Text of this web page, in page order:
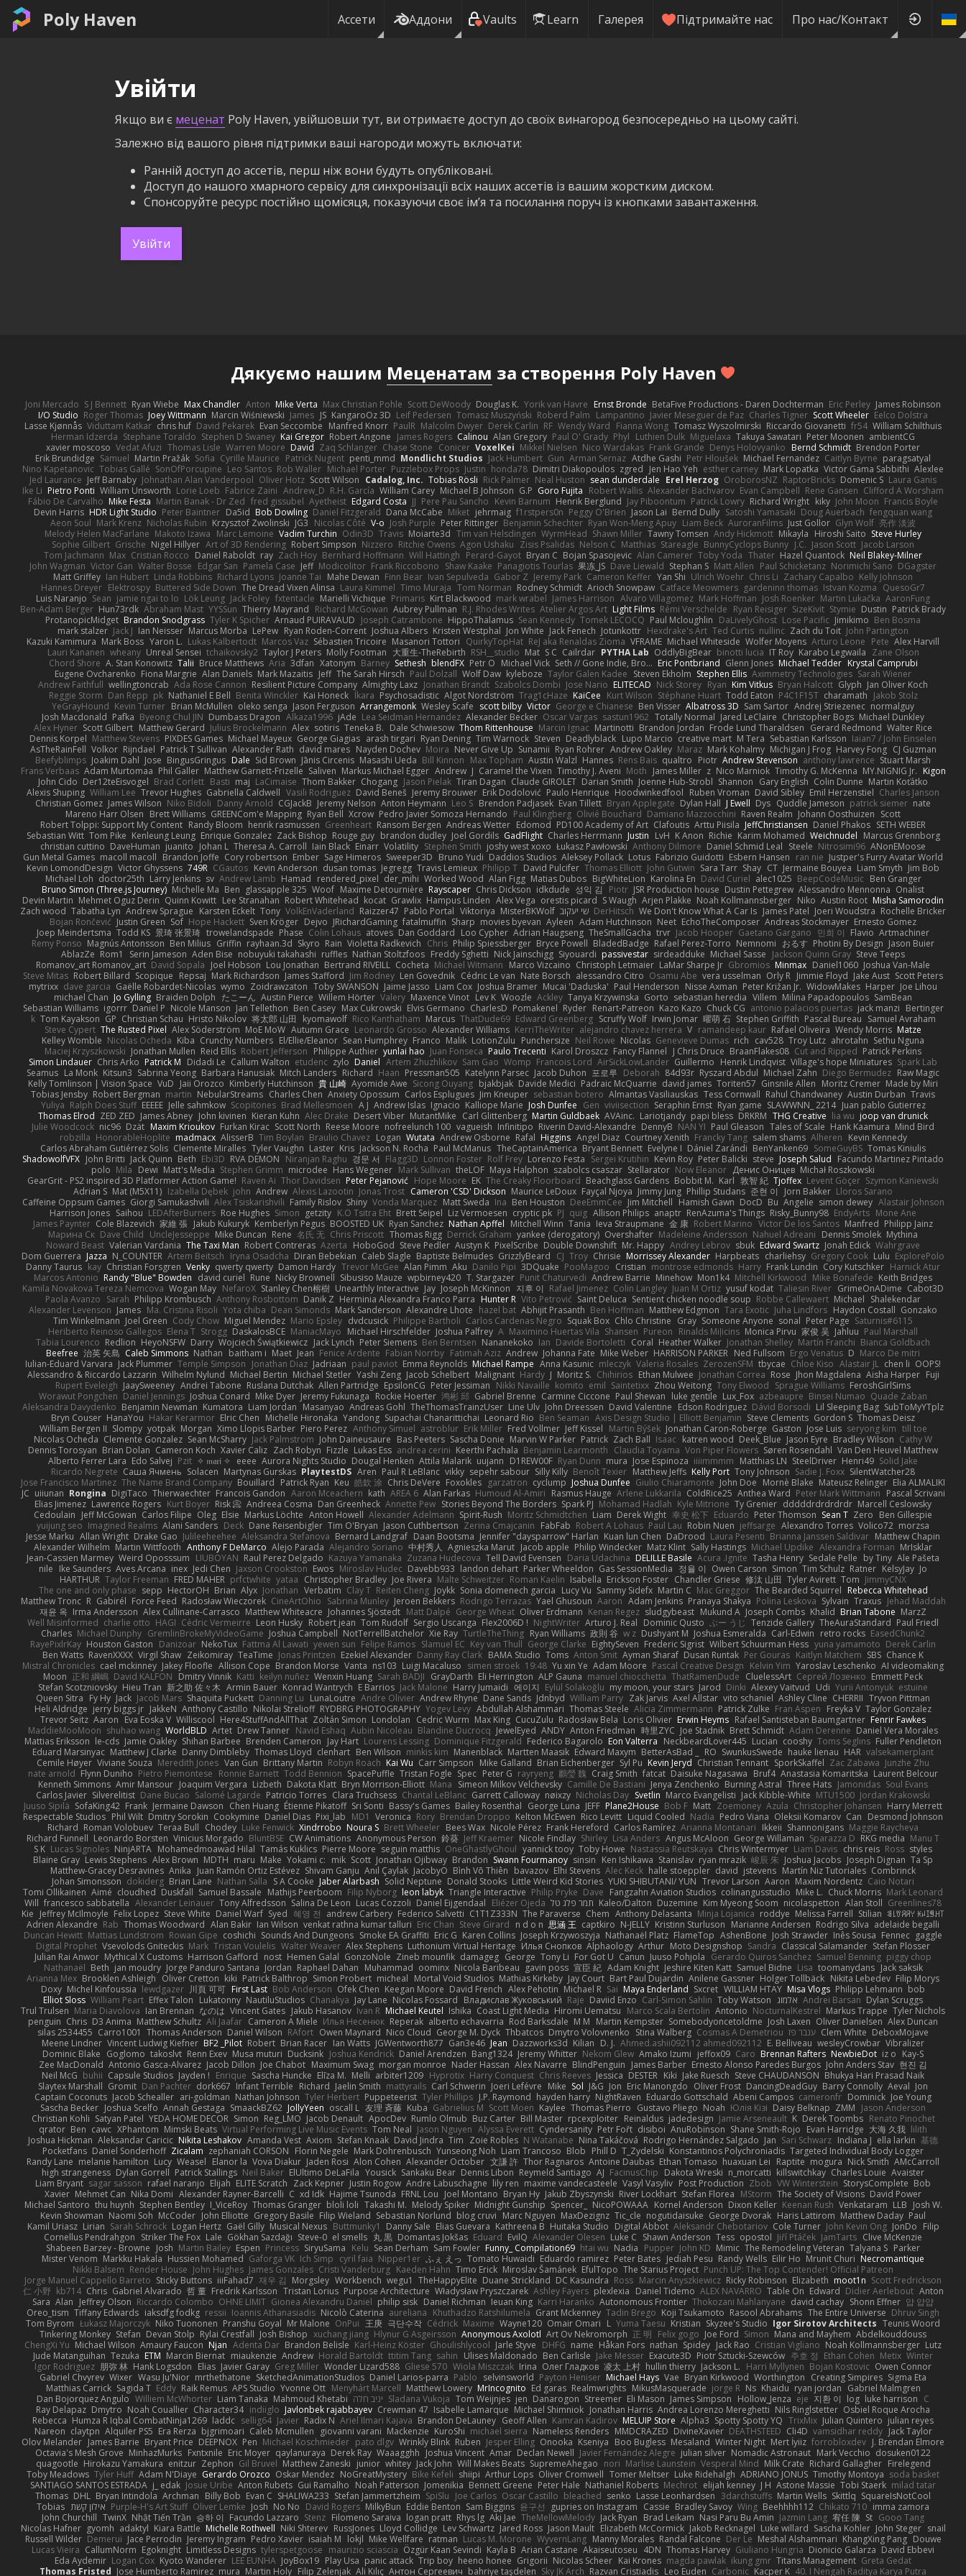
Poly Haven Ассети Аддони Vaults Learn Галерея Підтримайте нас Про нас/Контакт
Увійти
Якщо ви є меценат Poly Haven, увійшовши тут, ви отримаєте доступ до своїх винагород безпосередньо на цьому сайті.
Залежно від вашого рівня підтримки ваші нагороди можуть включати:
Ранній доступ до ассетів, перш ніж вони будуть опубліковані.
Доступ до нашого хмарного сервісу для синхронізації всіх наших ассетів із вашим жорстким диском.
Спонсоруйте ресурс постійно щомісяця, показуючи своє ім’я та посилання поруч із кнопками завантаження.
Увійти
Дякуємо нашим Меценатам за створення Poly Haven
Joni Mercado S J Bennett Ryan Wiebe Max Chandler Anton Mike Verta Max Christian Pohle Scott DeWoody Douglas K. Yorik van Havre Ernst Bronde BetaFive Productions - Daren Dochterman Eric Perley James Robinson
I/O Studio Roger Thomas Joey Wittmann Marcin Wiśniewski James JS KangaroOz 3D Leif Pedersen Tomasz Muszyński Roberd Palm Lampantino Javier Meseguer de Paz Charles Tigner Scott Wheeler Eelco Dolstra
Lasse Kjønnås Viduttam Katkar chris huf David Pekarek Evan Seccombe Manfred Knorr PaulR Malcolm Dwyer Derek Carlin RF Wendy Ward Fianna Wong Tomasz Wyszolmirski Riccardo Giovanetti fr54 William Schilthuis
Herman Idzerda Stephane Toraldo Stephen D Swaney Kai Gregor Robert Angone James Rogers Calinou Alan Gregory Paul O' Grady Phyl Luthien Dulk Miguelaxa Takuya Sawatari Peter Moonen ambientCG
xavier moscoso Vedat Afuzi Thomas Lisle Warren Moore David Zaq Schlanger Chase Stone Conicer VoxelKei Mikkel Nielsen Nico Wardakas Frank Grande Denys Holovyanko Bernd Schmidt Brendon Porter
Erik Brundidge Samuel Martin Pražák Sofia Cyrille Maurice Patrick Nugent penti_mmd Mondlicht Studios Jack Humbert Gun Arman Sernaz Atdhe Gashi Petr Hloušek Michael Fernandez Caitlyn Byrne paragsatyal
Nino Kapetanovic Tobias Gallé SonOfPorcupine Leo Santos Rob Waller Michael Porter Puzzlebox Props Justin honda78 Dimitri Diakopoulos zgred Jen Hao Yeh esther carney Mark Lopatka Victor Gama Sabbithi Alexlee
Jed Laurance Jeff Barnaby Johnathan Alan Vanderpool Oliver Hotz Scott Wilson Cadalog, Inc. Tobias Rösli Rick Palmer Neal Huston sean dunderdale Erel Herzog OroborosNZ RaptorBricks Domenic S Laura Ganis
Ike Li Pietro Ponti William Unsworth Lorie Loeb Fabrice Zaini Andrew_D R.H. García William Carey Michael B Johnson G.P Goro Fujita Robert Wallis Alexander Bachvarov Evan Campbell Rene Gansen Clifford A Worsham
Fábio De Carvalho Mike Festa Martin Banak - Dr Zed fred gissubel Ayetheist Edgard Costa JJ Pere Pau Sancho Kevin Barnum Henrik Berglund Jay Piboontum Patrick Lowry Richard Wright kiky John Moon Francis Boyle
Devin Harris HDR Light Studio Peter Baintner Da5id Bob Dowling Daniel Fitzgerald Dana McCabe Miket jehrmaig f1rstpers0n Peggy O'Brien Jason Lai Bernd Dully Satoshi Yamasaki Doug Auerbach fengquan wang
Aeon Soul Mark Krenz Nicholas Rubin Krzysztof Zwolinski JG3 Nicolas Côté V-o Josh Purple Peter Rittinger Benjamin Schechter Ryan Won-Meng Apuy Liam Beck AuroranFilms Just Gollor Glyn Wolf 亮作 淡波
Melody Helen MacFarlane Makoto Izawa Marc Lemoine Vadim Turchin Odin3D Travis Moiarte3d Tim van Helsdingen WyrmHead Shawn Miller Tawny Tomsen Andy Hickmott Mikayla Hiroshi Saito Steve Hurley
Sophie Gilbert Grische Nigel Hillyer Art of 3D Rendering Robert Simpson Nizzero Ritchie Owens Agon Ushaku Zisis Psalidas Nelson C Matthias Stareagle BunnyCyclops Bunny J.C. Jason Scott Jacob Larson
Tom Jachmann Max Cristian Rocco Daniel Raboldt ray Zach Hoy Bernhard Hoffmann Will Hattingh Perard-Gayot Bryan C Bojan Spasojevic Alan Camerer Toby Yoda Thater Hazel Quantock Neil Blakey-Milner
John Wagman Victor Gan Walter Bosse Edgar San Pamela Case Jeff Modicolitor Frank Riccobono Shaw Kaake Panagiotis Tourlas 果冻_JS Dave Liewald Stephan S Matt Allen Paul Schicketanz Norimichi Sano DGagster
Matt Griffey Ian Hubert Linda Robbins Richard Lyons Joanne Tai Mahe Dewan Finn Bear Ivan Sepulveda Gabor Z Jeremy Park Cameron Keffer Yan Shi Ulrich Woehr Chris Li Zachary Capalbo Kelly Johnson
Hannes Dreyer Elektrospy Buttered Side Down The Dread Vixen Alinsa Laura Kimmel Timo Muraja Tom Norman Rodney Schmidt Arioch Snowpaw Catface Meowmers gardeninn thomas Istvan Kozma QuesoGr7
Luis Naranjo Sean jamie ngai to lo Lök Leung Jack Foley fxtentacle Marielli Vichique Primaris Kirt Blackwood mark wrabel James Harrison Alvaro Villagomez Mark Hoffman Josh Roenker Martin Lukačka AaronFung
Ben-Adam Berger Hun73rdk Abraham Mast YYSSun Thierry Mayrand Richard McGowan Aubrey Pullman R.J. Rhodes Writes Atelier Argos Art Light Films Rémi Verschelde Ryan Reisiger SizeKivit Stymie Dustin Patrick Brady
ProtanopicMidget Brandon Snodgrass Tyler K Spicher Arnaud PUIRAVAUD Joseph Catrambone HippoThalamus Sean Kennedy Tomek LECOCQ Paul Mcloughlin DaLivelyGhost Lose Pacific Jimikimo Ben Bosma
mark stalzer Jack J Ian Neisser Marcus Morba LePew Ryan Roden-Corrent Joshua Albers Kristen Westphal Jon White Jack Fenech Jotunkottr Hexdrake's Art Ted Curtis nullinc Zach du Toit John Partington
Kazuki Kamimura Mark Boss Yaron L. Lukas Kalbertodt Marcos Vaz Sébastien Tricoire Masanori Tottori QuirkyTopHat ReJ aka Renaldas Zioma VFRAME Michael Whiteside Wolfer Moyens Arturo Leone Pete Alex Harvill
Lauri Kananen wheany Unreal Sensei tchaikovsky2 Taylor J Peters Molly Footman 大重生-TheRebirth RSH__studio Mat S C Cailrdar PYTHA Lab OddlyBigBear binotti lucia IT Roy Karabo Legwaila Zane Olson
Chord Shore A. Stan Konowitz Talii Bruce Matthews Aria 3dfan Xatonym Barney Sethesh blendFX Petr O Michael Vick Seth // Gone Indie, Bro... Eric Pontbriand Glenn Jones Michael Tedder Krystal Camprubi
Eugene Ovcharenko Fiona Margrie Alan Daniels Mark Mazaitis Jeff The Sarah Hirsch Paul Dolzall Wolf Daw kyleboze Taylor Galen Kadee Steven Ekholm Stephen Ellis Aximmetry Technologies Sarah Wiener
Andrew Faithfull wellingtoncrab Ada Rose Cannon Resilient Picture Company Almighty Laxz Jonathan Brandt Szabolcs Dombi Jose Nario ELITECAD Nick Storey Ryan Kim Vitkus Bryan Halcott Glyph Jan Oliver Koch
Reggie Storm Dan Repp pk Nathaniel E Bell Benita Winckler Kai Honeck Íkara Psychosadistic Algot Nordström Trag1cHaze KaiCee Kurt Wilson Stéphane Huart Todd Eaton P4C1F15T charamath Jakob Stolz
YeGrayHound Kevin Turner Brian McMullen oleko senga Jason Ferguson Arrangemonk Wesley Scafe scott bilby Victor George e Chianese Ben Visser Albatross 3D Sam Sartor Andrej Striezenec normalguy
Josh Macdonald Pafka Byeong Chul JIN Dumbass Dragon Alkaza1996 jAde Lea Seidman Hernandez Alexander Becker Oscar Vargas sastun1962 Totally Normal Jared LeClaire Christopher Bogs Michael Dunkley
Alex Hyner Scott Gilbert Matthew Gerard Julius Brockelmann Alex sotiris Teneka B. Dale Schwiesow Thom Rittenhouse Marcin Ignac Martinotti Brandon Jordan Frode Lund Tharaldsen Gerard Redmond Walter Rice
Dennis Korpel Matthew Stevens PIXDES Games Michael Mayeux George Giagias arash tirgari Ryan Dening Tim Warnock Steven Deadlyblack Lupo Marcio creative mart M Tera Sebastian Karlsson Iaian7 / John Einselen
AsTheRainFell Volkor Rijndael Patrick T Sullivan Alexander Rath david mares Nayden Dochev Moira Never Give Up Sunamii Ryan Rohrer Andrew Oakley Maraz Mark Kohalmy Michigan J Frog Harvey Fong CJ Guzman
Beefyblimps Joakim Dahl Jose BingusGringus Dale Sid Brown Jānis Circenis Masashi Ueda Bill Kinnon Max Topham Austin Walzl Hannes Rens Bais qualtro Piotr Andrew Stevenson anthony lawrence Stuart Marsh
Frans Verbaas Adam Murtomaa Phil Galler Matthew Garnett-Frizelle Saliven Markus Michael Egger Andrew J Caramel the Vixen Timothy J. Aveni Moth James Miller z Nico Marniok Timothy G. McKenna MY.NIGNIG Jr. Kigon
John Cido Der12teEisvogel Brad Corlett Basti maj LaCimaise Thom Bakker Chogang Jason Pielak Tiran Dagan Claude GIROLET Darian Smith Joenne Hub-Strobl Shannon Gary English Colin Dunne Martin Koťátko
Alexis Shuping William Lee Trevor Hughes Gabriella Caldwell Vasili Rodriguez David Beneš Jeremy Brouwer Erik Dodolović Paulo Henrique Hoodwinkedfool Ruben Vroman David Sibley Emil Herzenstiel Charles Janson
Christian Gomez James Wilson Niko Bidoli Danny Arnold CGJackB Jeremy Nelson Anton Heymann Leo S Brendon Padjasek Evan Tillett Bryan Applegate Dylan Hall J Ewell Dys Quddle Jameson patrick siemer nate
Mareno Harr Olsen Brett Williams GREENCom'e Mapping Ryan Bell Xcrow Pedro Javier Somoza Hernando Paul Klingberg Olivié Bouchard Damiano Mazzocchini Raven Realm Johann Oosthuizen Scott
Robert Tolppi: Support My Content Randy Bloom henrik rasmussen Greenheart Ransom Bergen Andreas Wetter Edomod PD100 Academy of Art Clafoutis Arttu Piisila JeffChristiansen Daniel Phakos SETH WEBER
Sebastian Witt Tom Pike Kenleung Leung Enrique Gonzalez Zack Bishop Rouge guy brandon dudley Joel Gordils GadFlight Charles Herrmann Justin LvH K Anon Richie Karim Mohamed Weichnudel Marcus Grennborg
christian cuttino DaveHuman juanito Johan L Theresa A. Carroll Iain Black Einarr Volatility Stephen Smith joshy west xoxo Łukasz Pawłowski Anthony Dilmore Daniel Schmid Leal Steele Nitrosimi96 ANonEMoose
Gun Metal Games macoll macoll Brandon Joffe Cory robertson Ember Sage Himeros Sweeper3D Bruno Yudi Daddios Studios Aleksey Pollack Lotus Fabrizio Guidotti Esbern Hansen ran nie Justper's Furry Avatar World
Kevin LomondDesign Victor Ghyssens 749R CGautos Kevin Anderson dusan tomas Jegregg Travis Lemieux Philipp T David Pulcifer Thomas Elliott John Gutwin Sara Tarr Shay CT Jermaine Bouyea Liam Smyth Jim Bob
Michael Loh doctor25th Larry Jenkins sv Andrew Lamb Hamad rendered_pixel der_mihi Worked Wood Alan Figg Matias Dubos BigWhiteLion Karolina En David Curiel alec1025 BeepCodeMusic Ben Granger
Bruno Simon (Three.js Journey) Michelle Ma Ben glassapple 325 Woof Maxime Detournière Rayscaper Chris Dickson idkdude 성익 김 Piotr JSR Production house Dustin Pettegrew Alessandro Mennonna Onalist
Devin Martin Mehmet Oguz Derin Quinn Kowitt Lee Stranahan Robert Whitehead kocat Grawlix Hampus Linden Alex Vega orestis picard S Waugh Arjen Plakke Noah Kollmannsberger Niko Austin Root Misha Samorodin
Zach wood Tabatha Lyn Andrew Sprague Karsten Eckelt Tony VolkEnVaderland Raizzer47 Pablo Portal Viktoriya MisterBKWolf שי יעקוב DerHitsch We Don't Know What A Car Is James Patel Joeri Woudstra Rochelle Bricker
Bojan Rončević Justin Green Sof Hope Hackett Sven Kröger Dejvo JRichardGaming fatalmuffin Sharp movies byevan Ayleen Adam Hutchinson Neet EchoTheComposer Andreas Stockmayer Ernesto Gomez
Joep Meindertsma Todd KS 景琦 张景琦 trowelandspade Phase Colin Lohaus atoves Dan Goddard Loo Cypher Adrian Haugseng TheSmallGacha trvr Jacob Hooper Gaetano Gargano 민희 이 Flavio Artmachiner
Remy Ponso Magnús Antonsson Ben Milius Griffin rayhaan.3d Skyro Rain Violetta Radkevich Chris Philip Spiessberger Bryce Powell BladedBadge Rafael Perez-Torro Nemnomi おるす Photini By Design Jason Buier
AblazZe Rom1 Serin Jameson Aden Bise nobuyuki takahashi ruffles Nathan Stoltzfoos Freddy Sghetti Nick Jainschigg Siyouardi passivestar sirdeadduke Michael Sasse Jackson Quinn Gray Steve Teeps
Romanov_art Romanov_art David Sopala Joel Hobson Lou Jonathan Bertrand RIVEILL Cocheta Michael Witmann Marco Vizcaino Christoph Letmaier LaMar Sharpe Jr Gbromios Minmax Daniel1060 Joshua Van-Male
Steve Mitas Robert Billard Scopique Repsaj Mark Richardson James Stafford Jim Rodney Len Govednik Cédric Le van Nate Borsch alessandro Citro Osamu Abe vera usselman Orly R Jimmie Floyd Jake Aust Scott Peters
mytrixx dave garcia Gaëlle Robardet-Nicolas wymo Zoidrawzaton Toby SWANSON Jaime Jasso Liam Cox Joshua Bramer Mucai 'Daduska' Paul Henderson Nisse Axman Peter Križan Jr. WidowMakes Harper Joe Lihou
michael Chan Jo Gylling Braiden Dolph たこーん Austin Pierce Willem Hörter Valery Maxence Vinot Lev K Woozle Ackley Tanya Krzywinska Gorto sebastian heredia Villem Milina Papadopoulos SamBean
Sebastian Williams igorrr Daniel P Nicole Manson Jan Tellethon Ben Casey Max Cukrowski Elvis Germano CharlesD Pomakenel Ryder Renart-Patreon Kazo Kazo Chuck CG antonio palacios puertas jack manzi Bertinger
k Tom Kayakson GP Christian Schau Hristo Nikolov 将太郎 山田 kyomawolf Rico Kanthatham Marcus ThatDude69 Edward Greenberg Scruffy Wolf Irwin Jomar 曜萌 石 Stephen Griffith Pascal Bureau Samuel Avraham
Steve Cypert The Rusted Pixel Alex Söderström MoE MoW Autumn Grace Leonardo Grosso Alexander Williams KerriTheWriter alejandro chavez herrera V ramandeep kaur Rafael Oliveira Wendy Morris Matze
Kelley Womble Nicolas Ocheda Kiba Crunchy Numbers El/Ellie/Eleanor Sean Humphrey Franco Malik LotionZulu Punchersize Neil Rowe Nicolas Genevieve Dumas rich cav528 Troy Lutz ahrotahn Sethu Nguna
Maciej Krzyszkowski Jonathan Mullen Reid Ellis Robert Jefferson Philippe Authier yunlai hao Juan Fonseca Paulo Trecenti Karol Droszcz Fancy Flannel J Chris Druce BraanFlakes08 Cut and Ripped Patrick Perkins
Simon Lindauer Chris Arko Patrick M Didadi Le Callum Walton etudenc zylo Daniel Artem Zhuzhlikov Sam Gao Womp Francois Lord AirSickLowLander Guillermo Henrik Lindqvist Village's hope Miniatures Spark Lab
Seamus La Monk Kitsun3 Sabrina Yeong Barbara Hanusiak Mitch Landers Richard Haan Pressman505 Katelynn Parsec Jacob Duhon 포로루 Deborah 84d93r Ryszard Abdul Michael Zahn Diego Bermudez Raw Magic
Kelly Tomlinson | Vision Space VuD Jaii Orozco Kimberly Hutchinson 貴 山崎 Ayomide Awe Sicong Ouyang bjakbjak Davide Medici Padraic McQuarrie david james Toriten57 Ginsnile Allen Moritz Cremer Made by Miri
Tobias Jensby Robert Bergman martin NebularStreams Charles Chen Anxiety Opossum Carlos Esplugues Jim Kneuper sebastian botero Almantas Vasiliauskas Tess Cornwall Rahul Chandwaney Austin Durban Travis
Yuliya Ralph Does Stuff EEEEE Jelle sahmkow Scopitones Brad Mellesmoen A J Andrew Islas Ignacio Kalliope Marie Josh Dunfee Gen viviisection Seraphin Ernst Ryan game SLAWWNN_ 2214 Juan pablo Gutierrez
Thomas Elrod ZED ZED James Abney John kivinen Kieran Kuhn Alec Drake Desert Viber MutantMike Carl Glittenberg Martin Guldbaek AVAinc. Lariotjandy papi bless DRKRM THG Creative lia wu joop van drunick
Julie Woodcock nic96 Dzät Maxim Krioukov Furkan Kirac Scott North Reese Moore nofreelunch 100 vagueish Infinitipo Riverin David-Alexandre DennyB NAN YI Paul Gleason Tales of Scale Hank Kaamura Mind Bird
robzilla HonorableHoplite madmacx AlisserB Tim Boylan Braulio Chavez Logan Wutata Andrew Osborne Rafal Higgins Angel Diaz Courtney Xenith Francky Tang salem shams Alheren Kevin Kennedy
Carlos Abraham Gutiérrez Solis Clemente Miralles Tyler Vaughn Laster Kris Jackson N. Rocha Paul McManus TheCaptainAmerica Bryant Bennett Evelyne I Dániel Zarándi BenYanken69 SomeGuyBS Tomas Kiniulis
ShadowolfVFX John Britti Jack Quinn Beth Ebi3D RVA DEMON Niranjan Raghu 경문 서 Flagg3D Lonnon Foster Rolf Frey Lorenzo Festa Sergei Krutihin Kevin Roy Peter Balicki steve Joseph Salud Facundo Martinez Pintado
polo Mila Dewi Matt's Media Stephen Grimm microdee Hans Wegener Mark Sullivan theLOF Maya Halphon szabolcs csaszar Stellarator Now Eleanor Денис Оницев Michał Roszkowski
GearGrit - PS2 inspired 3D Platformer Action Game! Raven Ai Thor Davidsen Peter Pejanović Hope Moore EK The Creaky Floorboard Beachglass Gardens Bobbit M. Karl 敦智 紀 Tjoffex Levent Göçer Szymon Kaniewski
Adrian S Mat (M5X11) Izabella Dębek john Andrew Alexis Lazootin Jonas Trost Cameron 'CSD' Dickson Maurice LeDoux Fayçal Njoya Jimmy Jung Phillip Studans 준현 이 Jorn Bakker Lloros Sarano
Caffeine Oppsum Games Giorgi Samukashvili Alex Tsiskarishvili Family Rislov Shiny Vonda Marquez Matt Sweda Ina Ben Houston DeeEmmCee Jim Mitchell Hamish Gawn DocD Bu Angelie simon dewey Alastair Johnson
Harrison Jones Saihou LEDAfterBurners Roe Hughes Simon getzity K.O Tsitra Eht Brett Seipel Liz Vermoesen cryptic pk PJ quig Allison Philips anaptr RenAzuma's Things Risky_Bunny98 EndyArts Mone Ane
James Paynter Cole Blazevich 家維 張 Jakub Kukuryk Kemberlyn Pegus BOOSTED UK Ryan Sanchez Nathan Apffel Mitchell Winn Tania Ieva Straupmane 金 康 Robert Marino Victor De los Santos Manfred Philipp Jainz
Марина Ск Dave Child UncleJesseppe Mike Duncan Rene 名氏 无 Chris Priscott Thomas Rigg Derrick Graham yankee (derogatory) Overshafter Madeleine Andersson Nahuel Adreani Dennis Smolek Mythina
Noward Beast Valerian Vardania The Taxi Man Robert Contreras Azerta HoboGod Steve Pedler Austyn K PixelScribe Double Downshift Mr. Happy Andrey Lebrov sbuk Edward Swartz Jonah Edick Wahrgrave
Dom Guerrera Jazza N_COUNTER Artem Beitsch Iryna Osadcha Diran Bebekian Caleb Slagle Baptiste Belmudes GrizzlyBeard CJ Troy Chrisie Morrissey Alexander Harpbeats charliehsy Gregory Cook Lulu ExplorePolo
Danny Taurus kay Christian Forsgren Venky qwerty qwerty Damon Hardy Trevor McGee Alan Pimm Aku Danilo Pipi 3DQuake PooMagoo Cristian montrose edmonds Harry Frank Lundin Cory Kutschker Harnick Atur
Marcos Antonio Randy "Blue" Bowden david curiel Rune Nicky Brownell Sibusiso Mauze wpbirney420 T. Stargazer Punit Chaturvedi Andrew Barrie Minehow Mon1k4 Mitchell Kirkwood Mike Bonafede Keith Bridges
Kamila Novakova Tereza Nemcova Wogan May NefaroX Stanley Chen榕樹 Unearthly Interactive Jay Joseph McKinnon 지후 이 Rafael Jimenez Colin Langley Juan M Ortiz yusuf kodat Taliesin River GrimeOnADime Cabot3D
Paola Avanzo Sarah Philipp Krombusch Anthony Rosbottom Danik Z Herminia Alexandra Franco Parra Hunter R Vito Petrović Saint Deluca Sentient chicken noodle soup Robbe Callewaert Michael Shalekendar
Alexander Levenson James Ma. Cristina Risoli Yota chiba Dean Simonds Mark Sanderson Alexandre Lhote hazel bat Abhijit Prasanth Ben Hoffman Matthew Edgmon Tara Exotic Juha Lindfors Haydon Costall Gonzako
Tim Winkelmann Joel Green Cody Chow Miguel Mendez Mario Epsley dvdcusick Philippe Bartholi Carlos Cardenas Negro Squak Box Chlo Christine Gray Someone Anyone sonal Peter Page Saturnis#6115
Heriberto Reinoso Gallegos Elena T Strogg DaskalosBCE ManiacMayo Michael Hirschfelder Joshua Palfrey A Maximino Huertas Vila Shansen Pureon Rinalds Miļicins Monica Pirvu 家俊 吴 Jahluu Paul Marshall
Tabia Lourenco Redlion HeyoNSFW Darry Wojciech Świątkiewicz Jack Lynch Peter Siemens Ben Berntsen Nananekoko Ian Davide Bortoletti Coral Heather Walker Jonathan Shelley Martín Franchi Bianca Goldbach
Beefree 治英 矢島 Caleb Simmons Nathan baitham i Maet Jean Fenice Ardente Fabian Norrby Fatimah Aziz Andrew Johanna Fate Mike Weber HARRISON PARKER Ned Fullsom Ergo Venatus D Marco De mitri
Iulian-Eduard Varvara Jack Plummer Temple Simpson Jonathan Diaz Jadriaan paul paviot Emma Reynolds Michael Rampe Anna Kasunic mleczyk Valeria Rosales ZerozenSFM tbycae Chloe Kiso Alastair JL chen li OOPS!
Alessandro & Riccardo Lazzarin Wilhelm Nylund Michael Bertin Michael Stetler Yashi Zeng Jacob Schelbert Malignant Hardy J Moritz S. Chihirios Ethan Mulwee Jonathan Correa Rose Jhon Magdalena Aisha Harper Fuji
Rupert Eveleigh JaaySweeney Andrei Tabone Ruslana Dutchak Allen Partridge EpsilonCG Peter Jessiman Nikki Navaille komito emil Saintetixx Zhou Weitong Tony Elwood Sprague Williams FeroshGirlSims
Worawut Pongchen Daniel Jennings Joshua Conard Mike Dyer Jeremy Fukunaga Rockie Hoerter 鸿彬 邱 Gabriel Brenne Carmine Ciccone Paul Shewan luke gentile Lux_Fox azbeaupre Binsei Numao Quade Zaban
Aleksandra Davydenko Benjamin Newman Kumatora Liam Jordan Masanyao Andreas Gohl TheThomasTrainzUser Line Ulv John Dreessen David Valentine Edson Rodriguez Dávid Borsodi Lil Sleeping Bag SubToMyYTplz
Bryn Couser HanaYou Hakar Kerarmor Elric Chen Michelle Hironaka Yandong Supachai Chanarittichai Leonard Rio Ben Seaman Axis Design Studio | Elliott Benjamin Steve Clements Gordon S Thomas Deisz
William Bergen II Slompy yotpak Morgan Ximo Llopis Barber Piero Perez Anthony Simuel astroblur Erik Miller Fred Vollmer Jeff Kissel Martin Býšek Jonathan Caron-Roberge Gaston Jose Luis seryong kim till toe
Nicolas Ocheda Clemente Gonzalez Sean McSharry Jack Palmstrom John Daineusaure Bas Peeters Sascha Donie Marvin W Parker Patrick Zach Ball Isaac katren wood Deek_Blue Jason Eyre Bradley Wilson Cathy W
Dennis Torosyan Brian Dolan Cameron Koch Xavier Caliz Zach Robyn Fizzle Lukas Ess andrea cerini Keerthi Pachala Benjamin Learmonth Claudia Toyama Von Piper Flowers Søren Rosendahl Van Den Heuvel Matthew
Alberto Ferrer Lara Edo Salvej Pzit ✧ 𝔪𝔞𝔯𝔦 ✧ eeee Aurora Nights Studio Dougal Henken Attila Malarik uujann D1REW00F Ryan Dunn mura Jose Espinoza iiiimmmm Matthias LN SteelDriver Henri49 Solid Jake
Ricardo Negrete Саша Ячмень Solacen Martynas Gurskas PlaytestDS Aren Paul R LeBlanc vikky sepehr sabour Silly Killy Benoît Texier Matthew Jeffs Kelly Port Tony Johnson Sadie J. Foxx SilentWatcher28
Jose Francisco Martinez The Name Brand Company Bouillard Patrick Ryan Keu 皓欽 涂 Chris DeVere Foxokles garzatron cyclump Joshua Dunfee Giulio Chiaramonte John Doe Mornè Blake Mateusz Relinger Elia ALMALIKI
JC uiiunan Rongina DigiTaco Thierwaechter Francois Gandon Aaron Mceachern kath AREA 6 Alan Farkas Humoud Al-Amiri Rasmus Hauge Arlene Lukkarila ColdRice25 Anthea Ward Peter Mark Wittmann Pascal Scrivani
Elias Jimenez Lawrence Rogers Kurt Boyer Risk 📀 Andreea Cosma Dan Greenheck Annette Pew Stories Beyond The Borders Spark PJ Mohamad Hadlah Kyle Mitrione Ty Grenier dddddrdrdrdrdr Marcell Ceslowsky
Cedoulain Jeff McGowan Carlos Filipe Oleg Elsie Markus Löchte Anton Howell Alexander Adelmann Spirit-Rush Moritz Schmidtchen Liam Derek Wight 幸史 松下 Eduardo Peter Thomson Sean T Zero Ben Gillespie
yuijung seo Imagined Realms Alani Sanders Deck Dane Reisenbigler Tim O'Bryan Jason Cuthbertson Zerina Cmajcanin FabFab Robert A Lohaus Paul Lau Robin Nuen jeffsarge Alexandro Torres Volico72 morzsa
Jesse Marku Allan Wright Drake Gao Julileeheehee Aleksandra Stefanova Bernard Landgraf Daan Bootsma Jennifer "daysparrow" Harlan Kuan lun Chen DaDrood Laura Pesenti Brianna Janssen Saldivar Matthew Chapin
Alexander Wilhelm Martin Wittfooth Anthony F DeMarco Alejo Parada Alejandro Soriano 中村秀人 Agnieszka Marut Jacob apple Philip Windecker Matz Klint Sally Hastings Michael Updike Alexandra Forman MrIsklar
Jean-Cassien Marmey Weird Oposssum LIUBOYAN Raul Perez Delgado Kazuya Yamanaka Zuzana Hudecova Tell David Evensen Daria Udachina DELILLE Basile Acura .Ignite Tasha Henry Sedale Pelle by Tiny Ale Pašeta
nile Ike Saunders Aves Arcana inex Jedi Chen Jaxson Crookston Ewos Miroslav Hudec Davebb933 landon dehart Parker Wheeldon Gas SessionMedia 정율 이 Owen Carson Simon Tim Schulz Ratner KelsyJay Jo
HARTHUR Taylor Freeman FRED MAHER prfctwhite yataa Christopher Bradley Joe Rivera Malte Schweitzer Roman Kaelin Isabella Erickson Foster Chandler Griese 修汰 山田 Tyler Avirett Tom JimmyCNX
The one and only phase sepp HectorOH Brian Alyx Jonathan Verbatim Clay T Reiten Cheng Joykk Sonia domenech garcia Lucy Vu Sammy Sidefx Martin C Mac Greggor The Bearded Squirrel Rebecca Whitehead
Matthew Tronc R Gabirél Force Feed Radosław Wieczorek CineArtOhio Sabrina Munley Jeroen Bekkers Rodrigo Terrazas Yael Ghusoun Aaron Adam Jenkins Pranaya Shakya Polina Leskova Sylvain Traxus Jehad Maddah
재윤 옥 Irma Andersson Alex Cullinane-Carrasco Matthew Whiteacre Johannes Sjöstedt Matt Dalpé George Wheat Oliver Erdmann Kenan Regez sludgybeast Mukund A Joseph Combs Khalid Brian Tabone MarzZ
Well Misinformed charlie otto HAGI Cédric Vermeirre Leon Husky Robert jean Tom Rudolf Sergio Uscanga Flex2006D ! NightWriter Arturo J. Real Dominic Qusto ぶー うじ Tenzide Gallery TheAuraStandard Paul Friedl
Charles Michael Dunphy GremlinBrokeMyVideoGame Joshua Campbell NotTerrellBatchelor Xie Ray TurtleTheThing Ryan Williams 政則 谷 w z Dushyant M Joshua Esmeralda Carl-Edwin retro rocks EasedChunk2
RayePixlrKay Houston Gaston Danizoar NekoTux Fattma Al Lawati yewen sun Felipe Ramos Slamuel EC Key van Thull George Clarke EightySeven Frederic Sigrist Wilbert Schuurman Hess yuna yamamoto Derek Carlin
Ben Watts RavenXXXX Virgil Shaw Zeikomiray TeaTime Jonas Printzen Ezekiel Alexander Danny Ray Clark BAMA Studio Toms Anton Smit Ayman Sharaf Dusan Runtak Per Gouras Kaitlyn Matchem SBS Chance K
Mistral Chronicles cael mckinney Jakey Floofle Allison Cope Brandon Morse Vanta ns103 Luigi Macaluso simen stroek 19:48 Yu xin Ye Adam Moore Pascal Creative Design Kelvin Yim Yaroslav Leschenko AI videomaking
Moon 正和 綱嶋 David KALFON Dmitry Vinnik Katti keilyn nuñez Wenxin Huang Sarah BADJI GrayDarth Eli Herrington ALP Gauna manuel chiocchetta ThatRamenDude CluelessArt Cергей Лозенко Emmett Peck
Stefan Scotzniovsky Hieu Tran 新之助 佐々木 Armin Bauer Konrad Wantrych E Barrios Jack Malone Harry Jumaidi 에이지 Eylül Solakoğlu my moon, your stars Jarod Dinki Alexey Vaitvud Udi Yurii Antonyuk estuine
Queen Sitra Fy Hy Jack Jacob Mars Shaquita Puckett Danning Lu LunaLoutre Andre Olivier Andrew Rhyne Dane Sands Jdnbyd William Parry Zak Jarvis Axel Allstar vito schaniel Ashley Cline CHERRII Tryvon Pittman
Heli Aldridge jerry biggs jr JakkeN Anthony Castillo Nikolai Strelioff RYDBRG PHOTOGRAPHY Yogev Levy Abdullah Alshammari Thomas Steele Alicia Zimmermann Patrick Zulke Fran Aspen Freyka V Taylor Gonzalez
Trevor Seitz Aaron Eva Eoska V Williscool Here4StuffAndAllThat Zoltán Simon Londolan Cedric Wurm Max King CucuZulu Radosław Bela Loris Olivier Erwin Heyms Rafael Santisteban Baumgartner Fenrir Fawkes
MaddieMooMoon shuhao wang WorldBLD Artet Drew Tanner Navid Eshaq Aubin Nicoleau Blandine Ducrocq JewelEyed ANDY Anton Friedman 時里ZYC Joe Stadnik Brett Schmidt Adam Derenne Daniel Vera Morales
Mattias Eriksson le-cds Jamie Oakley Shihan Barbee Brenden Cameron Jay Hart Lourens Lessing Dominique Fitzgerald Federico Bagarolo Eon Valterra NeckbeardLover445 Lucian cooshy Toms Seglins Fuller Pendleton
Eduard Marsinyac Matthew J Clarke Danny Dimbleby Thomas Lloyd clenhart Ben Wilson minkis kim Manenblack Martten Maasik Edward Maxym BetterAsBad _ RO SwunkusSwede hauke lienau HAR valsekamerplant
Cemile Høyer Viviane Souza Meredith Jones Van Gun Brittany Martin Robyn Roach Kai Wu Carr Simpson Mike Galland Brian Eichenberger Syl Pu Kevin Jeryd Christian Tennant SporkSkaffel Zac Zabawa Junzhe Zhu
nate arnold Flynn Duniho Pietro Piemontese Ronnie Barnett Todd Bennion SpacePuffle Tristan Fogle Spec Peter G rayryeng 鸝瑩 魏 Craig Smith fatcat Daisuke Nagasawa Bruf4 Anastasia Komaritska Laurent Belcour
Kenneth Simmons Amir Mansour Joaquim Vergara Lizbeth Dakota Klatt Bryn Morrison-Elliott Mana Simeon Milkov Velchevsky Camille De Bastiani Jenya Zenchenko Burning Astral Three Hats Jamonidas Soul Evans
Carlos Javier Silverelitist Dane Bucao Salomé Lagarde Patricio Torres Clara Truchsess Chantal LeBlanc Garrett Calloway nøixzy Nicholas Day Svetlin Marco Evangelisti Jack Kibble-White MTU1500 Jordan Krakowski
Juuso Sipilä SofaKing42 Frank Jermaine Dawson Chen Huang Étienne Pikatoff Sri Sonti Bassy's Games Bailey Rosenthal George Luna JEFF Plane2House Bob F Matt Zoemoney Azula Christopher Johansen Harry Merrett
Respectable Studios Phil Wilt Dmitry Sorokin Cookymine Daniel Dias Pixi_lab MD1 Veronica Rory Brendan Droppo Kelton McEwen Rico Levitt Liquid Cooled Nadia Pedro Viana Oleksii Komarov Can Desmond Johnson
Richard Roman Volobuev Teraa Bull Chodey Luke Fenwick Xindrrobo Noura S Brett Wheeler Bees Wax Nicole Pérez Frank Hereford Carlos Ramírez Arianna Montanari Ikkeii Shannonigans Maggie Raycheva
Richard Funnell Leonardo Borsten Vinicius Morgado BluntBSE CW Animations Anonymous Person 鈴葵 Jeff Kraemer Nicole Findlay Shirley Lisa Anders Angus McAloon George Willaman Sparazza D RKG media Manu T
S K Lucas Signoles NinjARTA Mohamedmoawad Hilal Tamás Kuklics Pierre Moore seguin matthis OneGhastlyGhoul yannick tooy Toby Howe Nastassia Reutskaya Chris Wintermyer Liam Davis chris reis Ross styles
Blaine Gray Lewis Stephens Alex Brown MDTH maru Make Yokami c: mik Scott Jonathan Ojibway Brandon Swann Fourmanoy sinsin Ken Ishikawa Stanislav ryan mrazik 峻辰 朱 Joshua Jacobs Joseph Dignan Ta Sp
Matthew-Gracey Desravines Anika Juan Ramón Ortiz Estévez Shivam Ganju Anıl Çaylak JacobyO Bình Võ Thiên bavazov Elhi Stevens Alec Keck halle stoeppler david jstevens Martín Niz Tutoriales Combrinck
Johan Simonsson dokiderg Brian Lane Nathan Salla S A Cooke Jaber Alarbash Solid Neptune Donald Stooks Little Weird Kid Stories YUKI SHIBUTANI/ YUN Trevor Larson Aaron Maxim Nordentz Caio Notari
Tomi Ollikainen Aimé cloudhed Duskfall Samuel Bassale Mathijs Peerboom Filip Nyborg leon labyk Triangle Interactive Philip Pryke Dave Fangzahn Aviation Studios colinangusstudio Mike L. Chuck Morris Mark Leonard
Will francesco sabbatella Alexander Leinauer Tony Alfredsson Salina De Leon Lucas Cozzoli Daniel Eijgendaal Eliézer Ojeda תמר פלג טל Kaleo/Dalton Duzemine Kim Myeong Soom nicolaspetton Alan Stoll Greenlines78
Kie Jeffrey McIlmoyle Felix Lopez Steve White Daniel Warf Syed 혜영 전 andrew Carbery Federico Salvetti C1T1Z333N The Paraverse Chem Anthony Delasanta Minja Lojanica roddye Melissa Farrell Stilian ꌃ꒒ꀎꋪꋪꌩ ꀘꈤꀤꁅꃅ꓄
Adrien Alexandre Rab Thomas Woodward Alan Bakir Ian Wilson venkat rathna kumar talluri Eric Chan Steve Girard n d o n 思涵 王 captkiro N-JELLY Kristinn Sturluson Marianne Andersen Rodrigo Silva adelaide begalli
Duncan Hewitt Mattias Lundstrom Rowan Gipe coshichi Sounds And Dungeons Smoke EA Graffiti Eric G Karen Collins Joseph Krzywoszyja Nathanaël Platz FlameTop AshenBone Josh Strawder Inês Sousa Fennec gaggle
Digital Prophet Vsevolods Gniteckis Mark Tristan Voulelis Walter Weaver Alex Stephens Luthonium Virtual Heritage Илья Снопков Alphaology Arthur Moto Designshop Sandra Classical Salamander Stefan Plösser
Julian Rai Anwor Mythical X Customs Harrison Gafford nost Hemen Galal GonzoNole Zineb mounfik damageg George Tony Li For Got U Canun Juuso Pohjola Gerardo Quiros Sanchez Samuel Benning piggy chop
Nathanaël Beth jan moudry Jorge Panduro Santana Jordan Raphael Dahan Muhammad oominx Nicola Baribeau gavin poss 宣臣 紀 Adam Knight Jeshire Kiten Katt Samuel Bidne Lisa toomanydans Jack saksik
Arianna Mex Brooklen Ashleigh Oliver Cretton kiki Patrick Balthrop Simon Probert micheal Mortal Void Studios Mathias Kirkeby Jay Court Bart Paul Dujardin Anilene Gassner Holger Tollbäck Nikita Lebedev Filip Morys
Doxy Michel Kinfoussia lewdgazer 川頁 可可 First Last Bob Anderson Ofek Chen Keegan Moore David French Alex Pehotin Michael R Sai Maya Enderland Sxcret WILLIAM HTAY Misa Vlogs Philipp Lehmann bob
Elliot Sloss William Peart Effex Talon Lukatonny NautiluStudios Chanakya Jay Lane Nicolas Fossard Владислав Жуковський Raje Daviid Enzo Carl-Simon Sahlin Toby Watson אלמוג Andrei Barsan Dylan Scruggs
Trul Trulsen Maria Diavolova Ian Brennan なのは Vincent Gates Jakub Hasanov Ivan R Michael Keutel Ishika Coast Light Media Hiromi Uematsu Marco Scala Bertolin Antonio NocturnalKestrel Markus Trappe Tyler Nichols
penguin Chris D3 Anima Matthew Schultz Ali Jaafar Cameron A Miele Илья Несенюк Reperak alberto echavarria Rod Barksdale M M Martin Kempster Somebodyoncetoldme Josh Laxen Oliver Danielsen Alex Duncan
silas 2534455 Carro1001 Thomas Anderson Daniel Wilson RAfort Owen Maynard Nico Cloud George M. Dyck Thbatcos Dmytro Volovnenko Stina Walberg Cosmas A Demetriou ענבר פז Clem White DeboxMojave
Meene Lindner Vincent Ludwig Kiefner BF2 _Pilot Robert Brian Racer Ian Watts JGWentworth877 Gan3e46 Jean Dazzworks3d Kilian D. J. Ahmed.ashii092112 ahmed092112 E. Belliveau wesleyCrowbar Vibralizer
Dominic Blake Goglomo takoslvt Renn Exev Musa muturi Ducksink Joshua Kendrick Daniel Arendzen Bang1324 Jeremy Whitter Nekom Glew Amako Izumi jeffox09 Caro Brennan Rafters NewbieDot iz o Kay-S
Zee MacDonald Antonio Gasca-Alvarez Jacob Dillon Joe Chabot Maximum Swag morgan monroe Nader Hassan Alex Navarre BlindPenguin James Barber Ernesto Alonso Paredes Burgos John Anders Stav 현진 김
Neil McG buhii Capsule Studios Jayden ! Enrique Sascha Huncke Elīza M. Melli arbiter1209 Hyprotix Harry Conquest Chris Reeves Jessica DESTER Kiki Jake Ruesch Steve CHAUDANSON Bhukya Hari Prasad Naik
Slaytex Marshall Gromit Dan Pachter dork667 Infant Terrible Richard Jaelin Smith mattyrails Carl Schwerin Joeri Lefévre Mike Sol J&G Jon Eric Manongdo Oliver Frost DancingDeadGuy Barry Connolly Aeval Jon
Captain Coconuts Jacob Schealler ari-goldman Nathan Johnson Tyler Herbert Puppeteerist Tyler Phillips J.P. Raymond hayden harry NightRaven Eduardo Gottschald Abeni Campos cameronfr Dominick Joe Young
Sascha Becker Joshua Scelfo Annah Gestaga SmaackBZ62 JollyYeen oscall L 友理 斉藤 Kuba Gabrielius M Scott Moen Kaylee Thomas Pierro Gustavo Pliego Noah Юлія Кізі Daisy Belknap ZMM Jason Anderson
Christian Kohli Satyan Patel YEDA HOME DECOR Simon Reg_LMO Jacob Denault ApocDev Rumlo Olmub Buz Carter Bill Master rpcexploiter Reinaldus jadedesign Jamie Arseneault K Derek Toombs Renato Pinochet
qrator Ben cawc XPhantom Mimski Beats Virtual Performing Live Music Events Tom Neal Jason Nguyen Alyssa Everett Cyndersanity Petr Fořt disiboi AnuRobinson Shane Smith-Rojo Evan Harridge 大海 久我 lilith
Joshua Hickman Aleksandar Caricic Nikita Leshakov Amanda Vest Axiom Stefan Knaak David Jindra Tim Zoie Robles N Watanabe Nina Takáčová Rodrigo Hernández Salgado Jan Sari Schwarz Indiana J ella larkin 基德
Pocketfans Daniel Sonderhoff Zicalam zephaniah CORSON Florin Negele Mark Dohrenbusch Yunseong Noh Liam Trancoso Blob Phill D T_Zydelski Konstantinos Polychroniadis Targeted Individual Body Logger
Randy Lane melanie hamilton Lucy Weasel Elanor la Vova Diakur Jaden Rosi Alon Cohen Alexander October 文謙 許 Thor Ragnaros Antoine Daubas Ethan Tomaso huaxuan Lei Raptite mogura Nick Smith AMcCarroll
high strangeness Dylan Gorrell Patrick Stallings Neil Baker ElUltimo DeLaFila Yousick Sankaku Bear Dennis Libon Reymeld Santiago AJ FacinusChip Dakota Wreski n_morcatti killswitchkay Charles Louie Avaister
Liam Bryant sagar sasson rafael naranjo Elijah ELITE Scratch Zack Kepner Justin Rogow Andre Labuschagne lily ren maxime vandecasteele Vasyl Vasyliv Post Production Zbob VW Winterstein StorysComplete Bob
Xavier Mehmet Can Nika Domi Alexander Rayner-Barcelli C xd Idk Hajime Tsunoda FRNL Lou Joel Montano Bryan Hy Jakub Zbyszynski River Lockhart Stefan Florea MStorm The Society of Visions David Power
Michael Santoro thu huynh Stephen Bentley I_ViceRoy Thomas Granger bloli loli Takashi M. Melody Spiker Midnight Gunship Spencer_ NicoPOWAAA Kornel Anderson Dixon Keller Keenan Rush Venkataram LLB Josh W.
Kevin Showman Naomi Soh McCoder John Elliotte Gregory Basile Filip Wieland Sebastian Norlund blog cruvi Marc Nguyen MaxDezignz Tic_cle nogutidaisuke George Dvorak Haris Lattirom Matthew Daday Paul
Kamil Uriasz Lirian Sarah Schrock Logan Hertz Gaël Gilly Musical Nexus Buttmunky1 Danny Sale Elias Guevara Kathreena B Huitaka Studio Digital Abbot Aleksandr Chebotariov Cole Turner John Kevin Ong JonDo Filip
Cornellus Pendrahgon Striker The Fox Lale Gökhan Sazdağı Steve-0 el smells 丸 黒 Domantas Jokšas Eduard EvilQ Alexander Olesen Luke C Shawn Anderson Tess opostol Jiří Ptáček JamTarts Clive McKenzie
Shabeen Barzey - Browne Josh Martin Bailey Espen Princess SiryuSama Kelu Sean Derham Sam Fowler Funny_ Compilation69 htai wu Nadia Pupper John KD Mimic The Remodeling Veteran Talyana S Parker
Mister Venom Markku Hakala Hussien Mohamed Gaforga VK Ich Simp cyril faia Nipper1er ふぇ えっ Tomato Huwaidi Eduardo ramirez Peter Bates Jediah Pesu Randy Wells Eilir Ho Mrunit Churi Necromantique
Nikki Balsem Render House John Hughes James Gonzales Cristi Vanderburg Kaeden Hahn Timo Erick Miroslav Šamánek EfulTopo The Starius Project Punch UP: The Top Contender! Official Patreon
Jorge Manuel Cappello Barreto Sticky Buttons iiiFahad7 재우 김 Morgsley Workbench wegu1 TheHappyElite Duane Strickland DC Kasundra Ross Marcin Anyszkiewicz Ricky Robinson Elizabeth moot1n Scott Fredrickson
仁 小野 kb714 Chris Gabriel Alvarado 哲 董 Fredrik Karlsson Tristan Lorius Purpose Architecture Władysław Pryszczarek Ashley Fayers plexlexia Daniel Tidemo ALEX NAVARRO Table On Edward Didier Aerlebout Anton
Sara Alan Jeffrey Olson Riccardo Colombo OHNE LIMIT Gionea Alexandru Daniel philip sisk Daniel Richman Ieuan King Karri Haranko Autonomous Frontier Thokozani Mahlanyane david cachay Shonn Effner 얍 얍얍
Oreo_tism Tiffany Edwards iaksdfg fodkg ressii Ioannis Athanasiadis Nicolò Caterina aureliana Khuthadzo Ratshilumela Grant Mckenney Tadin Brego Koji Tsukamoto Rasool Abrahams The Entire Universe Dhruv Singh
Tom Byrom Łukasz Majorczyk Niko Tuononen Pranshu Goyal Mr Malone OnPui 王庚 극단수작 Cédrick Maxime Wayne120 Omair Omari L Yuma Taesu Kristian Skyzee's Studio Igor Sirotov Architects Teunis Woord
Tinkering Monkey Stefan Devan Stolp Rylai Crestfall Josh Bishop xuchang jiang Hlynur G Asgeirsson Anonymous Axolotl Art Ov Nekromorph 正 明 Felix gogo Joe Ford Simon Mana and Mayhem Abdelkouddouss
ChengXi Yu Michael Wilson Amaury Faucon Njan Adenta Dar Brandon Belisle Karl-Heinz Köster Ghoulishlycool Jarle Styve DHFG name Håkan Fors nathan Spidey Jack Rao Cristian Vigliano Noah Kollmannsberger Lutz
Jude Matanguihan Tezuka ETM Marcin Biernat miaukenzie Andrew Horald Bartoldt ttitim Tang sahin Ulises Maldonado Ben Carlisle Jake Messer Exacute3D Piotr Sztucki-Szewców 주호 정 Ethan Cohen Metix Winter
Igor Rodriguez 朋弥 林 Hank Logsdon Elias Javier Garay Greg Miller Wonder Lizard588 Gliese 570 Wiola Miszczak Irina Олег Гладков 凌太 上村 hullin thierry Jackson L. Harri Myllynen Bojan Kostovic Owen Connor
Gabriel Chvyrev Wixer Wasu Ju'Nior mrthethatone SketchedAnimationStudios Daniel Larios-parra Pablo selvinsworld Payton Heniser Michael Hays Vae Bryan Kirkwood Worthington Creating Simpires Sigma Eta
Matthias Carrick Sagida T Eddy Raik Remus APS Studio Yvonne Ott Menyhárt Marcell Matthew Lowery MrIncognito Ed garas Realmwrights MikusMasquerade jorge R Ns Khaidu ryan jordan Gabriel Malmgren
Dan Bojorquez Angulo Williem McWhorter Liam Tanaka Mahmoud Khetabi יניב חלה Sladana Vukoja Tom Weijnjes jen Danarogon Streemer Eli Mason James Simpson Hollow_Jenza eje 지환 이 log luke harrison C
Ray Delapaz Dmytro Noah Couallier Character34 indiiglo Javlonbek rajabbayev Crewman 47 Isabelle Lamarque Michael Shimniok Jonathan Harris Andrea Lorenzo Mereghetti Nils Ringlstetter Osbiel Roque Arocha
Rebecca Humza R Iqbal CombatNinja1269 laddc sellig64 Javier Radix N Ariel Ilmari Kajava Brandon DeLauney Geoff Allen Kamran Kadirov MELUIP Store Alpha3 Spotty Spotty YQ TrixMix Julian Quintero julian reyes
Nareon claytpn Alquiler PS5 Era Rerza bjgrimoari Caleb Mcmullen giovanni varani Mackenzie KuroShi michael sierra Nameless Renders MMDCRAZED DivineXavier DEATHSTEED Cli4D vamsidhar reddy Jack Taylor
Olov Melander James Barrie Bryant Price DEEPNOX Pen Michael Koschmieder pato dlgv Wrinkly Blink Ruben Jesper Elling Onooka Kseniya Boo Bugless Mesaland Winter Night Mert İyiiz forrobloxdev J. Brendan Elmore
Octavia's Mesh Grove MinhazMurks Fxntxnile Eric Moyer qaylanuraya Derek Ray Waaagghh Joshua Vincent Amar Declan Newell Javier Fernández Alegre julian silver Nomadic Astronaut Mark Vecchio dosuken0122
quagootle Hirokazu Yamakura enitzur Zephon Gil Bruvel Matthew Zaneski junior whitey Jack John Will Makes Beats SupremeAhegao nori Marlise Launstein Vesperal Mind Milk Crate Richard Gallagher Firelegend
Toby Meadows Tyler Huff Adam N'Diaye Gerardo Orozco Oskar Mendez NoGreatMystery Bike Kefeli shiipi Arthur Lops Oliver Cromwell Tomer Meltser Luke Ridehalgh ADRIANO JONUS Timothy Montoya soda basket
SANTIAGO SANTOS ESTRADA j_ edak Josue Uribe Anton Rubets Gui Ramalho Noah Patterson Jomenikia Bennett Greene Peter Hale Nathaniel Roberts Mechrot elijah kenney J H Astone Massie Tobi Staerk milad tatar
Thomas DHL Bryan Intindola Archman Billy Bob Evan C SHALIWA233 Stefan Jammertzheim SpiSlu Joe Carlos Oscar Castillo bleached senko Lasse Leonhardsen 3darchstuffs Martin Wells Skittlq SquareIsNotCool
Tobias אילון קשת Purple-H's Art Stuff Oliver Lemke Josh No No David Rogers MilkyBun Eddie Benton Sam Biggins 윤구선 gupries on Instagram Cassie Bradley Savoy Wing Beehhhh112 Chikato 710 imma zamora
John Churchill TwinX Nhật Tiến Trần 승하 이 Facundo Lazzaro Stenz Filomeno Saraiva logan pratt Rhys lg Aki Jae TheMellowMelody Jack Ryan Brad Leikam Nasi Paru Bu Amin Jazmin Lang 宥任 陳 St Gooo Tang
Nicolas Hafner gyomh adaktyl Kiara Battle Michelle Rothwell Niki Shterev RussJones Lloyd Collidge Lev Schwartz Jared Ross Jason Mault Elizabeth McCormick Jakob Recknagel Luke willard Sascha Kohler John Steger snail
Russell Wilder Demerui Jace Perrodin Jeremy Ingram Pedro Xavier isaiah M lokjl Mike Wellfare ratman Lucas M. Morone WyvernLang Manny Morales Randal Falcone Der Le Meshal Alshammari KhangXing Pang Douwe
Lucas Vieira CallumNorm Egoknight Limitless Designs tylerspetgoose maurizio sciascia Özgür Kaan Sevindi Kayla B Arian Castane Akaiseutoseu 4DN Thomas Harvey Giuliano Hungria Dionicio Galarza David Ebbevi
Eda Aydemir Logan Cox Kyoto Wanderer LEE EUNHA JoyBox19 Play Usa panic attack Trip boy heeno honee Grigorii Nicolas Scheer Kai Krones magda pawlak ikung gmr Titans Management Greta Gedat
Thomas Fristed Jose Humberto Ramirez mura Martin Holy Filip Zelenjak Ali Kılıç Антон Сергеевич bahriye taşdelen Sky JK Arch Razvan Cristiadis Leo Euden Carbonic Kacper K 40. I Nengah Raditya Karya Putra